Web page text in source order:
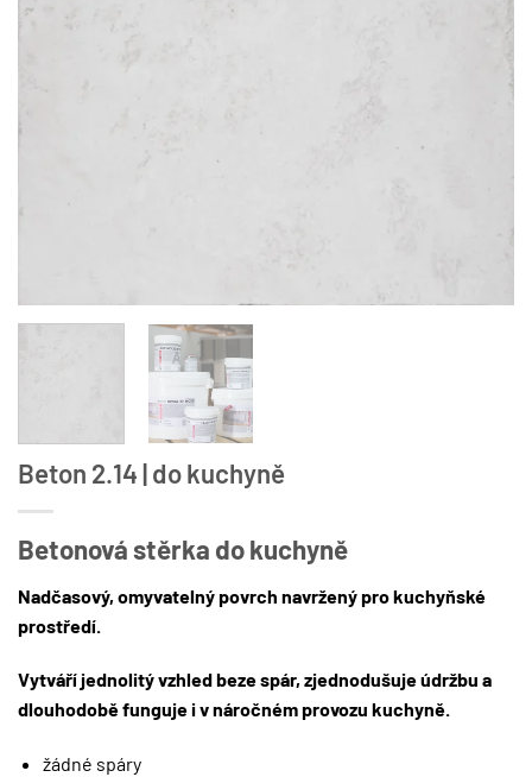
Beton 2.14 | do kuchyně
Betonová stěrka do kuchyně
Nadčasový, omyvatelný povrch navržený pro kuchyňské
prostředí.
Vytváří jednolitý vzhled beze spár, zjednodušuje údržbu a
dlouhodobě funguje i v náročném provozu kuchyně.
žádné spáry